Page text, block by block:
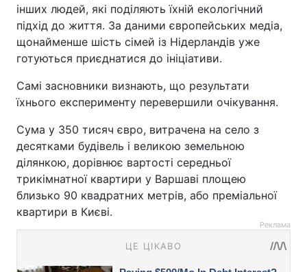
інших людей, які поділяють їхній екологічний
підхід до життя. За даними європейських медіа,
щонайменше шість сімей із Нідерландів уже
готуються приєднатися до ініціативи.
Самі засновники визнають, що результати
їхнього експерименту перевершили очікування.
Сума у 350 тисяч євро, витрачена на село з
десятками будівель і великою земельною
ділянкою, дорівнює вартості середньої
трикімнатної квартири у Варшаві площею
близько 90 квадратних метрів, або преміальної
квартири в Києві.
Реклама